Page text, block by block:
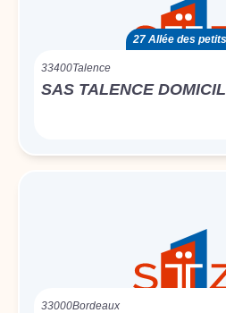
27 Allée des
33400Talence
SAS TALENCE
33000Bordeaux